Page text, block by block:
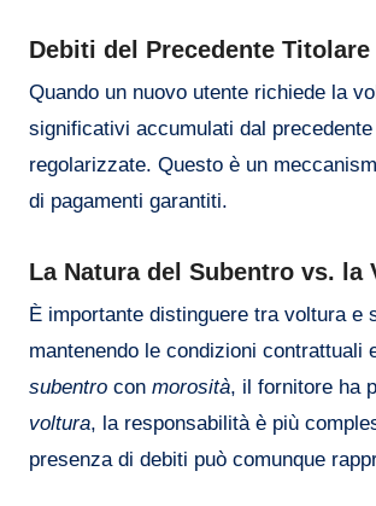
Debiti del Precedente Titolare
Quando un nuovo utente richiede la
significativi accumulati dal
regolarizzate. Questo è un
di pagamenti garantiti.
La Natura del Subentro vs. la
È importante distinguere tra voltura
mantenendo le condizioni
subentro con morosità, il fornitore ha
voltura, la responsabilità è più
presenza di debiti può comunque